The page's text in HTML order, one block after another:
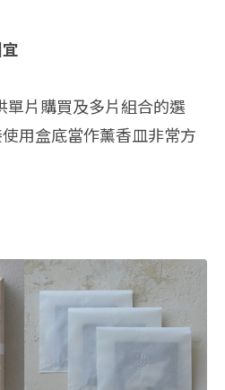
片購買及多片組合的選
用盒底當作薰香皿非常方